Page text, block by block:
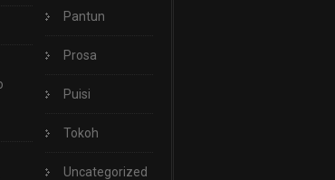
Pantun
Prosa
Puisi
Tokoh
Uncategorized